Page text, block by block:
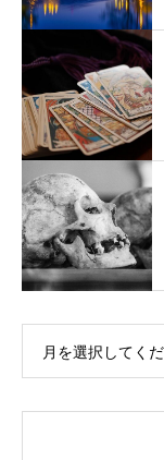
月を選択してく